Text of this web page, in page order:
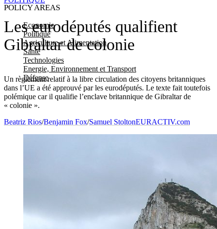
POLICY AREAS
Economie
Politique
Agriculture et Alimentation
Santé
Technologies
Energie, Environnement et Transport
Défense
Les eurodéputés qualifient
Gibraltar de colonie
Un règlement relatif à la libre circulation des citoyens britanniques
dans l’UE a été approuvé par les eurodéputés. Le texte fait toutefois
polémique car il qualifie l’enclave britannique de Gibraltar de
« colonie ».
Beatriz Rios/Benjamin Fox/Samuel StoltonEURACTIV.com